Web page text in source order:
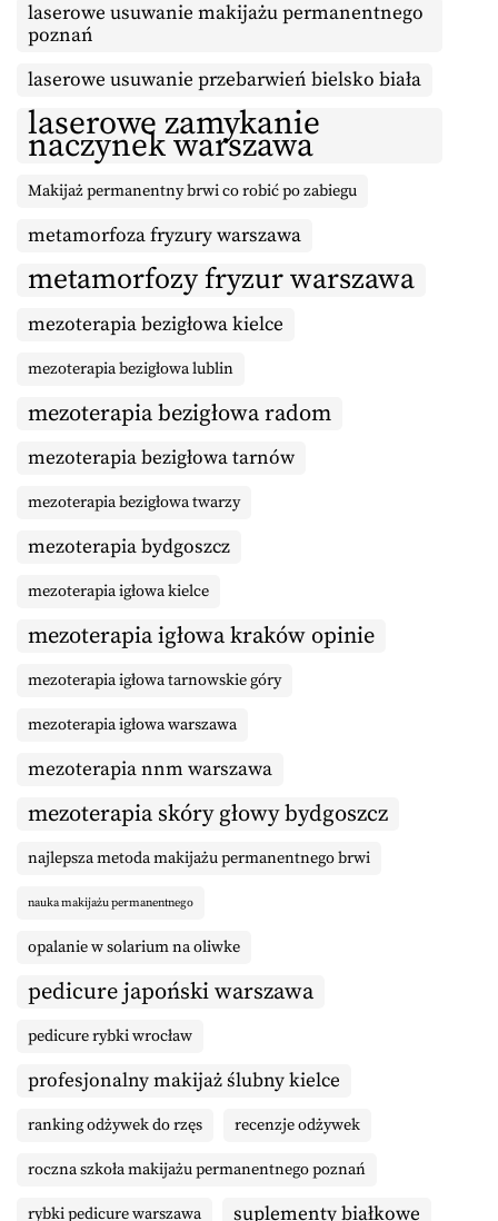
laserowe usuwanie makijażu permanentnego
poznań
laserowe usuwanie przebarwień bielsko biała
laserowe zamykanie
naczynek warszawa
Makijaż permanentny brwi co robić po zabiegu
metamorfoza fryzury warszawa
metamorfozy fryzur warszawa
mezoterapia bezigłowa kielce
mezoterapia bezigłowa lublin
mezoterapia bezigłowa radom
mezoterapia bezigłowa tarnów
mezoterapia bezigłowa twarzy
mezoterapia bydgoszcz
mezoterapia igłowa kielce
mezoterapia igłowa kraków opinie
mezoterapia igłowa tarnowskie góry
mezoterapia igłowa warszawa
mezoterapia nnm warszawa
mezoterapia skóry głowy bydgoszcz
najlepsza metoda makijażu permanentnego brwi
nauka makijażu permanentnego
opalanie w solarium na oliwke
pedicure japoński warszawa
pedicure rybki wrocław
profesjonalny makijaż ślubny kielce
ranking odżywek do rzęs recenzje odżywek
roczna szkoła makijażu permanentnego poznań
rybki pedicure warszawa suplementy białkowe